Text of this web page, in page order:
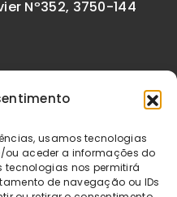
usamos tecnologias
aceder a informações do
tecnologias nos permitirá
de navegação ou IDs
Nº352, 3750-144
taxa legal em vigor. Todos